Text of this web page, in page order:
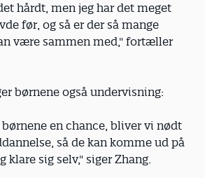
hårdt, men jeg har det meget
før, og så er der så mange
være sammen med," fortæller
børnene også undervisning:
en chance, bliver vi nødt
så de kan komme ud på
klare sig selv," siger Zhang.